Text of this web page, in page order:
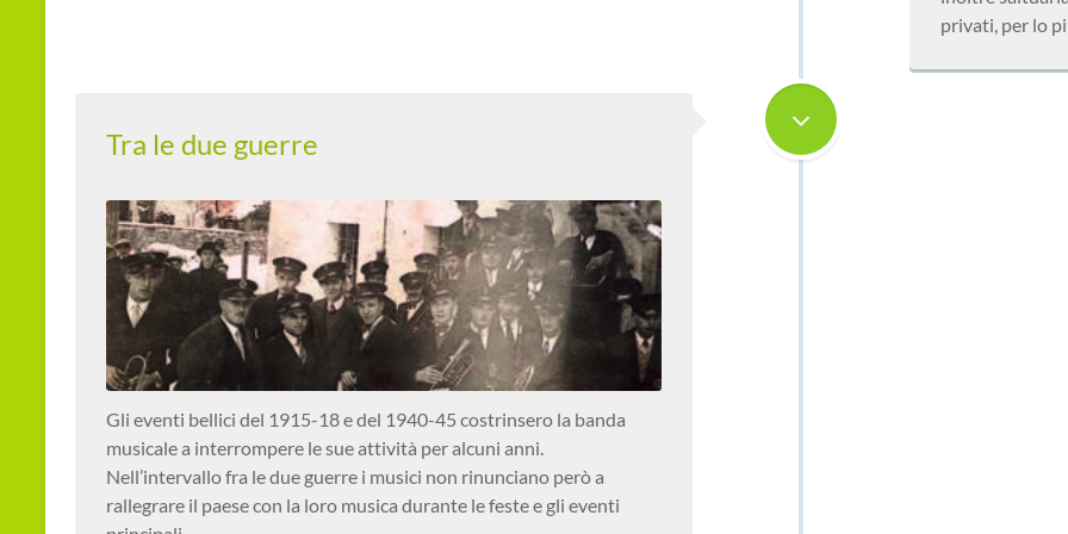
privati, per lo
Tra le due guerre
Gli eventi bellici del 1915-18 e del 1940-45 costrinsero la banda
musicale a interrompere le sue attività per alcuni anni.
Nell’intervallo fra le due guerre i musici non rinunciano però a
rallegrare il paese con la loro musica durante le feste e gli eventi